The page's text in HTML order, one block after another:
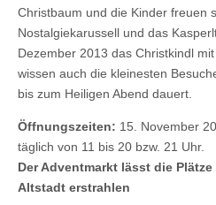
Christbaum und die Kinder freuen
Nostalgiekarussell und das
Dezember 2013 das Christkindl
wissen auch die kleinesten
bis zum Heiligen Abend dauert.
Öffnungszeiten: 15. November
täglich von 11 bis 20 bzw. 21 Uhr.
Der Adventmarkt lässt die
Altstadt erstrahlen